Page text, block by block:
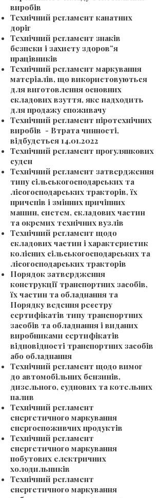
виробів
Технічний регламент канатних
доріг
Технічний регламент знаків
безпеки і захисту здоров”я
працівників
Технічний регламент маркування
матеріалів, що використовуються
для виготовлення основних
складових взуття, яке надходить
для продажу споживачу
Технічний регламент піротехнічних
виробів - Втрата чинності,
відбудеться 14.01.2022
Технічний регламент прогулянкових
суден
Технічний регламент затвердження
типу сільськогосподарських та
лісогосподарських тракторів, їх
причепів і змінних причіпних
машин, систем, складових частин
та окремих технічних вузлів
Технічний регламент щодо
складових частин і характеристик
колісних сільськогосподарських та
лісогосподарських тракторів
Порядок затвердження
конструкції транспортних засобів,
їх частин та обладнання та
Порядку ведення реєстру
сертифікатів типу транспортних
засобів та обладнання і виданих
виробниками сертифікатів
відповідності транспортних засобів
або обладнання
Технічний регламент щодо вимог
до автомобільних бензинів,
дизельного, суднових та котельних
палив
Технічний регламент
енергетичного маркування
енергоспоживчих продуктів
Технічний регламент
енергетичного маркування
побутових електричних
холодильників
Технічний регламент
енергетичного маркування